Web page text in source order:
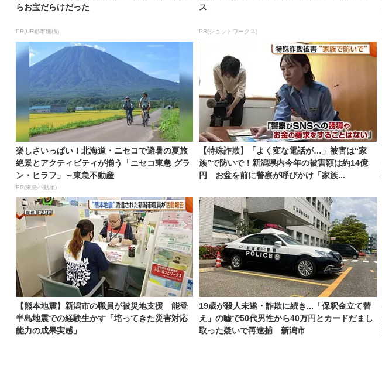
らお宝だらけだった
PR(UR都市機構)
ス
PR(ショットワークス)
楽しさいっぱい！北海道・ニセコで避暑の夏旅
絶景とアクティビティが揃う「ニセコ東急 グラ
ン・ヒラフ」～東急不動産
PR(東急不動産)
【特殊詐欺】「よく変な電話が…」被害は“家
族”で防いで！新潟県内今年の被害額は約14億
円 お盆を前に警察が呼びかけ「家族...
【熊本地震】新潟市の職員が被災地支援 能登
半島地震での経験生かす「培ってきた災害対応
能力の成果実感」
19歳が殺人未遂・詐欺に続き...「保釈金立て替
え」の嘘で50代男性から40万円とカードだまし
取った疑いで再逮捕 新潟市